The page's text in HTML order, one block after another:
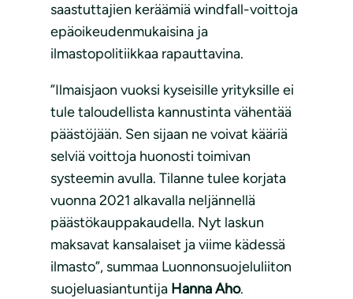
saastuttajien keräämiä windfall-voittoja
epäoikeudenmukaisina ja
ilmastopolitiikkaa rapauttavina.
”Ilmaisjaon vuoksi kyseisille yrityksille ei
tule taloudellista kannustinta vähentää
päästöjään. Sen sijaan ne voivat kääriä
selviä voittoja huonosti toimivan
systeemin avulla. Tilanne tulee korjata
vuonna 2021 alkavalla neljännellä
päästökauppakaudella. Nyt laskun
maksavat kansalaiset ja viime kädessä
ilmasto”, summaa Luonnonsuojeluliiton
suojeluasiantuntija Hanna Aho.